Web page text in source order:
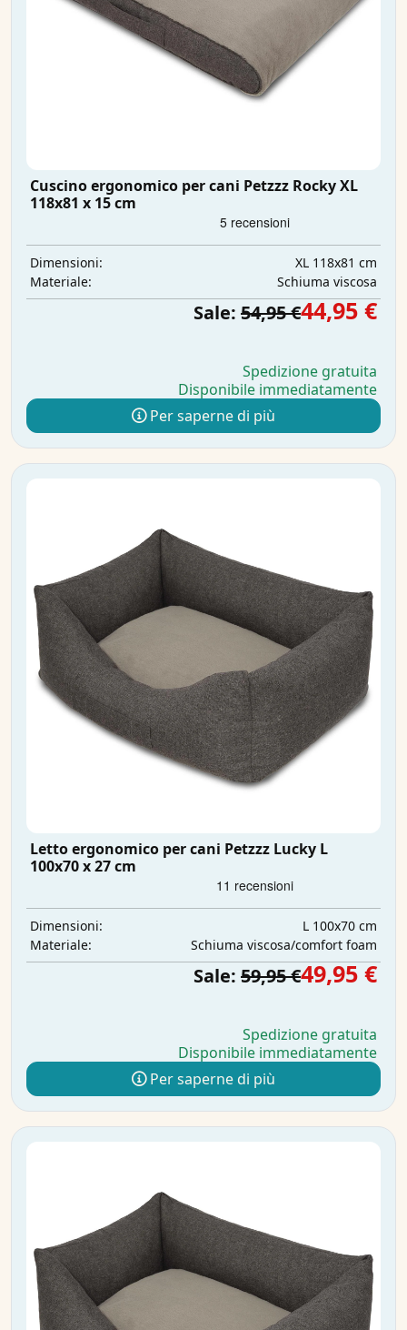
Cuscino ergonomico per cani Petzzz Rocky XL
118x81 x 15 cm
Dimensioni:
XL 118x81 cm
Materiale:
Schiuma viscosa
Sale: 54,95 €44,95 €
Spedizione gratuita
Disponibile immediatamente
Per saperne di più
Letto ergonomico per cani Petzzz Lucky L
100x70 x 27 cm
Dimensioni:
L 100x70 cm
Materiale:
Schiuma viscosa/comfort foam
Sale: 59,95 €49,95 €
Spedizione gratuita
Disponibile immediatamente
Per saperne di più